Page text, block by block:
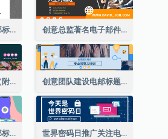
黑白色学习中心电邮标题 创意总监著名电子邮件标题
花店电子邮件标题（附资料） 创意团队建设电邮标题
世界密码日投票电邮标题 世界密码日推广关注电邮标题